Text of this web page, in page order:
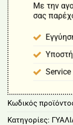
Με την
σας
Service
Κωδικός
Κατηγορίες: